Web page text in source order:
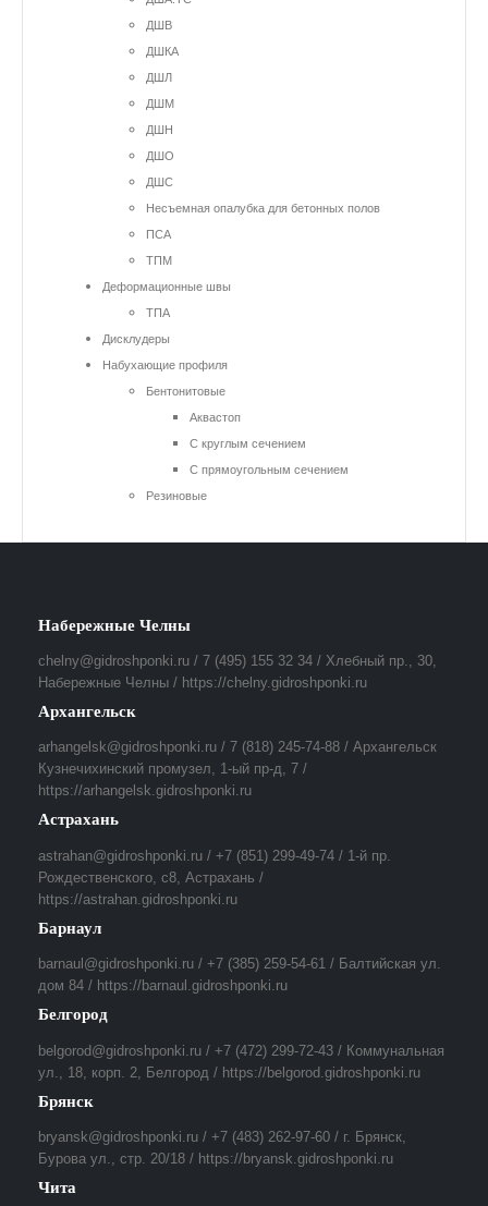
ДШВ
ДШКА
ДШЛ
ДШМ
ДШН
ДШО
ДШС
Несъемная опалубка для бетонных полов
ПСА
ТПМ
Деформационные швы
ТПА
Дисклудеры
Набухающие профиля
Бентонитовые
Аквастоп
С круглым сечением
С прямоугольным сечением
Резиновые
Набережные Челны
chelny@gidroshponki.ru / 7 (495) 155 32 34 / Хлебный пр., 30,
Набережные Челны / https://chelny.gidroshponki.ru
Архангельск
arhangelsk@gidroshponki.ru / 7 (818) 245-74-88 / Архангельск
Кузнечихинский промузел, 1-ый пр-д, 7 /
https://arhangelsk.gidroshponki.ru
Астрахань
astrahan@gidroshponki.ru / +7 (851) 299-49-74 / 1-й пр.
Рождественского, с8, Астрахань /
https://astrahan.gidroshponki.ru
Барнаул
barnaul@gidroshponki.ru / +7 (385) 259-54-61 / Балтийская ул.
дом 84 / https://barnaul.gidroshponki.ru
Белгород
belgorod@gidroshponki.ru / +7 (472) 299-72-43 / Коммунальная
ул., 18, корп. 2, Белгород / https://belgorod.gidroshponki.ru
Брянск
bryansk@gidroshponki.ru / +7 (483) 262-97-60 / г. Брянск,
Бурова ул., стр. 20/18 / https://bryansk.gidroshponki.ru
Чита